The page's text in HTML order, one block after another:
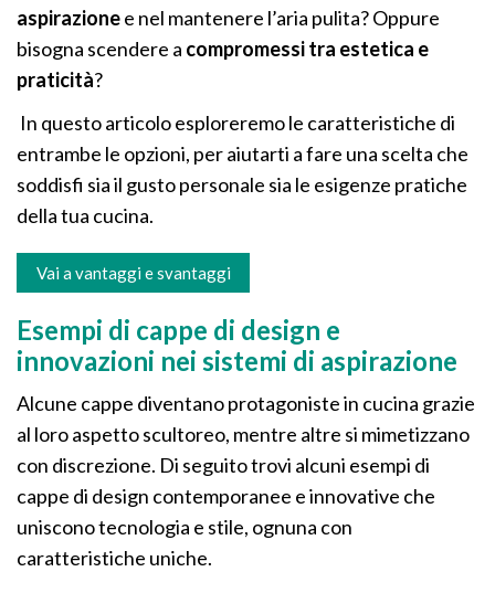
aspirazionee nel mantenere l’aria pulita? Oppure
bisogna scendere a compromessi tra estetica e
praticità?
In questo articolo esploreremo le caratteristiche di
entrambe le opzioni, per aiutarti a fare una scelta che
soddisfi sia il gusto personale sia le esigenze pratiche
della tua cucina.
Vai a vantaggi e svantaggi
Esempi di cappe di design e
innovazioni nei sistemi di aspirazione
Alcune cappe diventano protagoniste in cucina grazie
al loro aspetto scultoreo, mentre altre si mimetizzano
con discrezione. Di seguito trovi alcuni esempi di
cappe di design contemporanee e innovative che
uniscono tecnologia e stile, ognuna con
caratteristiche uniche.